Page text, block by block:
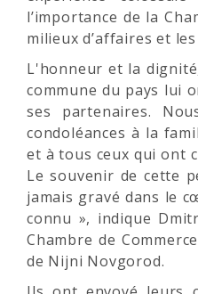
l’importance de la
milieux d’affaires et
L'honneur et la
commune du pays lui
ses partenaires.
condoléances à la
et à tous ceux qui ont
Le souvenir de cette
jamais gravé dans le
connu », indique
Chambre de
de Nijni Novgorod.